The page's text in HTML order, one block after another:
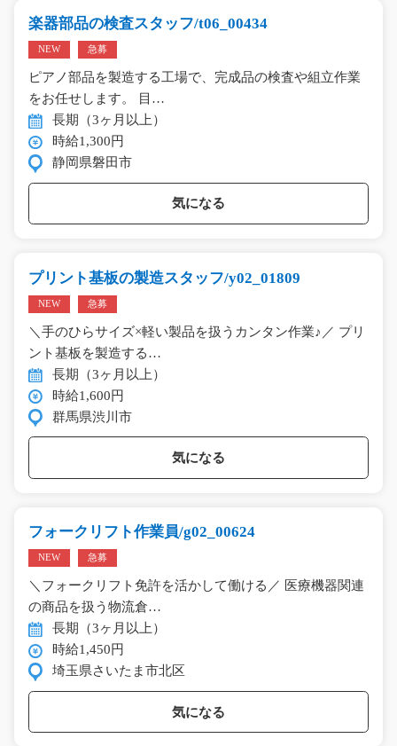
楽器部品の検査スタッフ/t06_00434
NEW 急募
ピアノ部品を製造する工場で、完成品の検査や組立作業
をお任せします。 目…
長期（3ヶ月以上）
時給1,300円
静岡県磐田市
気になる
プリント基板の製造スタッフ/y02_01809
NEW 急募
＼手のひらサイズ×軽い製品を扱うカンタン作業♪／ プリ
ント基板を製造する…
長期（3ヶ月以上）
時給1,600円
群馬県渋川市
気になる
フォークリフト作業員/g02_00624
NEW 急募
＼フォークリフト免許を活かして働ける／ 医療機器関連
の商品を扱う物流倉…
長期（3ヶ月以上）
時給1,450円
埼玉県さいたま市北区
気になる